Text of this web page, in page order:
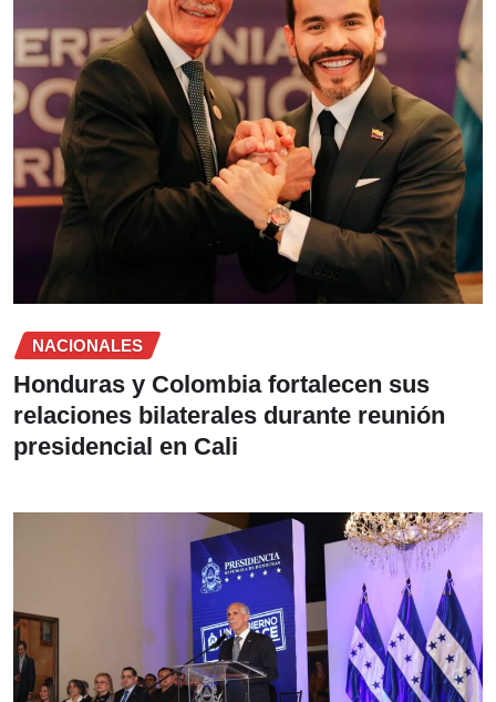
NACIONALES
Honduras y Colombia fortalecen sus
relaciones bilaterales durante reunión
presidencial en Cali